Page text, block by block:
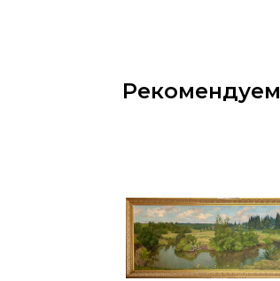
Рекомендуем